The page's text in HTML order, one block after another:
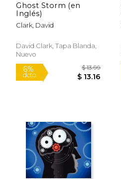
12%
dcto.
Rápido
Ghost Storm (en
Inglés)
Clark, David
David Clark, Tapa Blanda,
Nuevo